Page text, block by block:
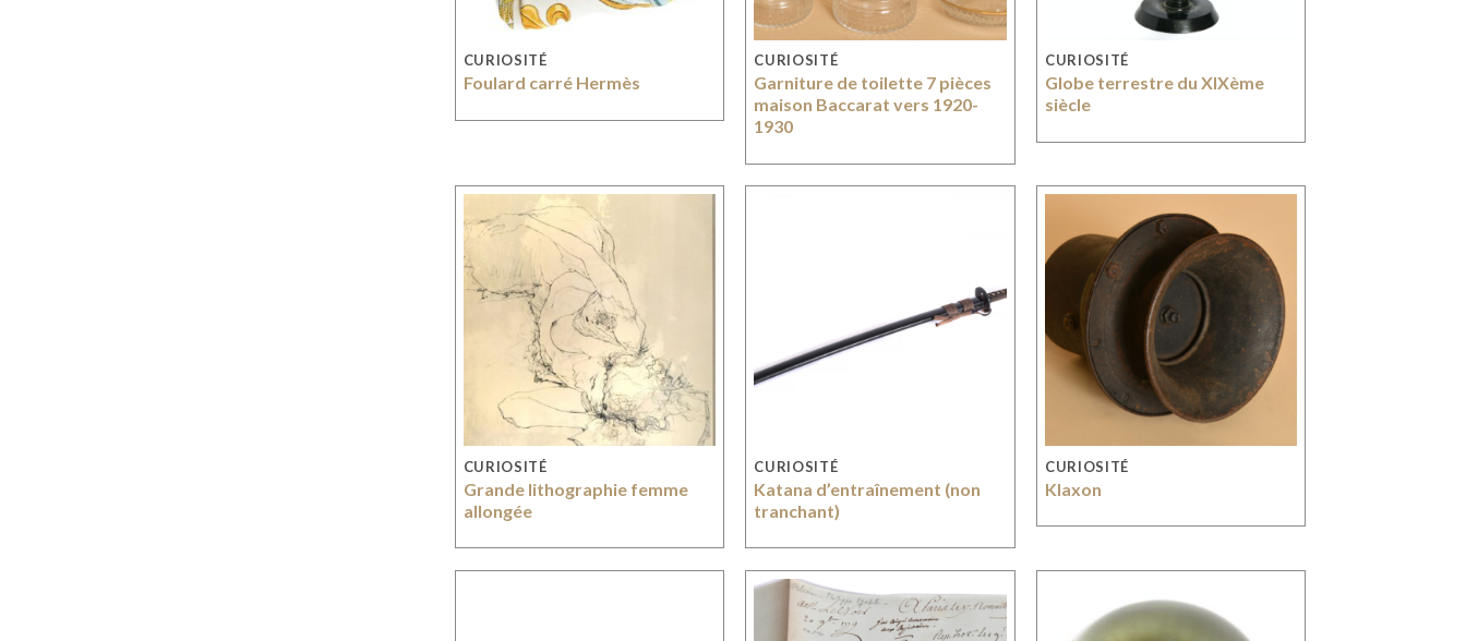
CURIOSITÉ
Foulard carré Hermès
CURIOSITÉ
Garniture de toilette 7 pièces
maison Baccarat vers 1920-
1930
CURIOSITÉ
Globe terrestre du XIXème
siècle
CURIOSITÉ
Grande lithographie femme
allongée
CURIOSITÉ
Katana d’entraînement (non
tranchant)
CURIOSITÉ
Klaxon